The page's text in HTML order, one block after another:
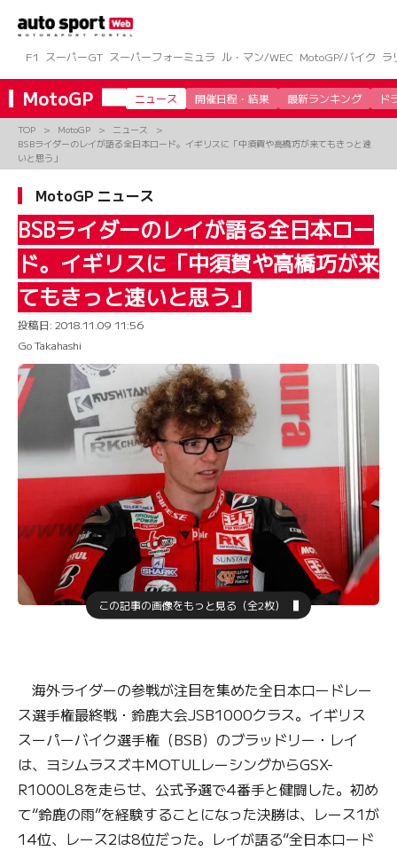
ツ
へ
ス
キ
F1 スーパーGT スーパーフォーミュラ ル・マン/WEC MotoGP/バイク ラ
MotoGP ニュース 開催日程・結果 最新ランキング ド
TOP MotoGP
ニュース
BSBライダーのレイが語る全日本ロード。イギリスに「中須賀や高橋巧が来てもきっと速
いと思う」
MotoGP ニュース
BSBライダーのレイが語る全日本ロー
ド。イギリスに「中須賀や高橋巧が来
てもきっと速いと思う」
投稿日: 2018.11.09 11:56
Go Takahashi
この記事の画像をもっと見る（全2枚）
海外ライダーの参戦が注目を集めた全日本ロードレー
ス選手権最終戦・鈴鹿大会JSB1000クラス。イギリス
スーパーバイク選手権（BSB）のブラッドリー・レイ
は、ヨシムラスズキMOTULレーシングからGSX-
R1000L8を走らせ、公式予選で4番手と健闘した。初め
て“鈴鹿の雨”を経験することになった決勝は、レース1が
14位、レース2は8位だった。レイが語る“全日本ロード